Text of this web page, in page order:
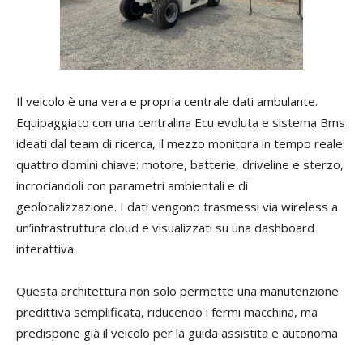
Il veicolo è una vera e propria centrale dati ambulante.
Equipaggiato con una centralina Ecu evoluta e sistema Bms
ideati dal team di ricerca, il mezzo monitora in tempo reale
quattro domini chiave: motore, batterie, driveline e sterzo,
incrociandoli con parametri ambientali e di
geolocalizzazione. I dati vengono trasmessi via wireless a
un’infrastruttura cloud e visualizzati su una dashboard
interattiva.
Questa architettura non solo permette una manutenzione
predittiva semplificata, riducendo i fermi macchina, ma
predispone già il veicolo per la guida assistita e autonoma